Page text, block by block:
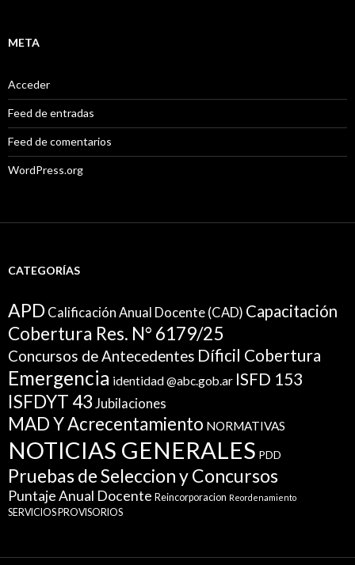
META
Acceder
Feed de entradas
Feed de comentarios
WordPress.org
CATEGORÍAS
APD Calificación Anual Docente (CAD) Capacitación
Cobertura Res. N° 6179/25
Concursos de Antecedentes Díficil Cobertura
Emergencia identidad @abc.gob.ar ISFD 153
ISFDYT 43 Jubilaciones
MAD Y Acrecentamiento NORMATIVAS
NOTICIAS GENERALES PDD
Pruebas de Seleccion y Concursos
Puntaje Anual Docente Reincorporacion Reordenamiento
SERVICIOS PROVISORIOS